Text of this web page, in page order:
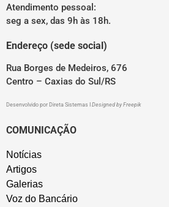
Atendimento pessoal:
seg a sex, das 9h às 18h.
Endereço (sede social)
Rua Borges de Medeiros, 676
Centro – Caxias do Sul/RS
Desenvolvido por Direta Sistemas Designed by Freepik
COMUNICAÇÃO
Notícias
Artigos
Galerias
Voz do Bancário